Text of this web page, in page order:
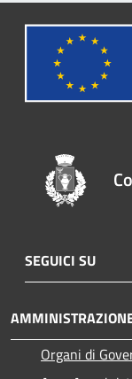
SEGUICI SU
Organi di